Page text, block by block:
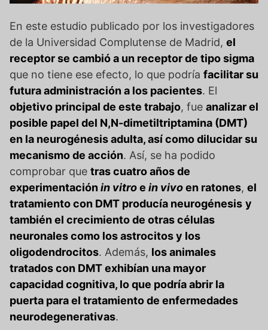
En este estudio publicado por los investigadores
de la Universidad Complutense de Madrid, el
receptor se cambió a un receptor de tipo sigma
que no tiene ese efecto, lo que podría facilitar su
futura administración a los pacientes. El
objetivo principal de este trabajo, fue analizar el
posible papel del N,N-dimetiltriptamina (DMT)
en la neurogénesis adulta, así como dilucidar su
mecanismo de acción. Así, se ha podido
comprobar que tras cuatro años de
experimentaciónin vitroe in vivoen ratones, el
tratamiento con DMT producía neurogénesis y
también el crecimiento de otras células
neuronales como los astrocitos y los
oligodendrocitos. Además, los animales
tratados con DMT exhibían una mayor
capacidad cognitiva, lo que podría abrir la
puerta para el tratamiento de enfermedades
neurodegenerativas.